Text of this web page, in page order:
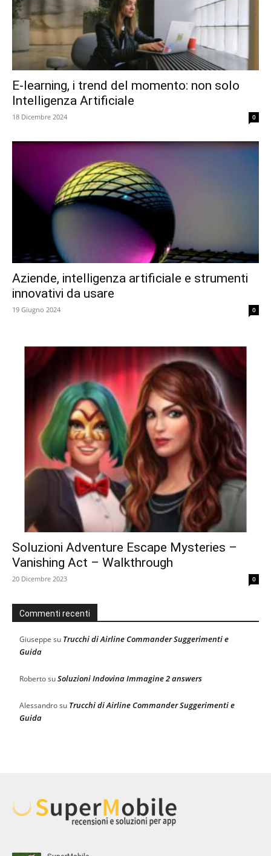
E-learning, i trend del momento: non solo
Intelligenza Artificiale
18 Dicembre 2024 0
Aziende, intelligenza artificiale e strumenti
innovativi da usare
19 Giugno 2024 0
Soluzioni Adventure Escape Mysteries –
Vanishing Act – Walkthrough
20 Dicembre 2023 0
Commenti recenti
Giuseppe su Trucchi di Airline Commander Suggerimenti e
Guida
RobertosuSoluzioni Indovina Immagine 2 answers
Alessandrosu Trucchi di Airline Commander Suggerimenti e
Guida